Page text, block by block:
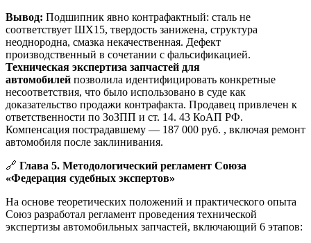
Вывод: Подшипник явно контрафактный: сталь не
соответствует ШХ15, твердость занижена, структура
неоднородна, смазка некачественная. Дефект
производственный в сочетании с фальсификацией.
Техническая экспертиза запчастей для
автомобилей позволила идентифицировать конкретные
несоответствия, что было использовано в суде как
доказательство продажи контрафакта. Продавец привлечен к
ответственности по ЗоЗПП и ст. 14. 43 КоАП РФ.
Компенсация пострадавшему — 187 000 руб. , включая ремонт
автомобиля после заклинивания.
🔗 Глава 5. Методологический регламент Союза
«Федерация судебных экспертов»
На основе теоретических положений и практического опыта
Союз разработал регламент проведения технической
экспертизы автомобильных запчастей, включающий 6 этапов: